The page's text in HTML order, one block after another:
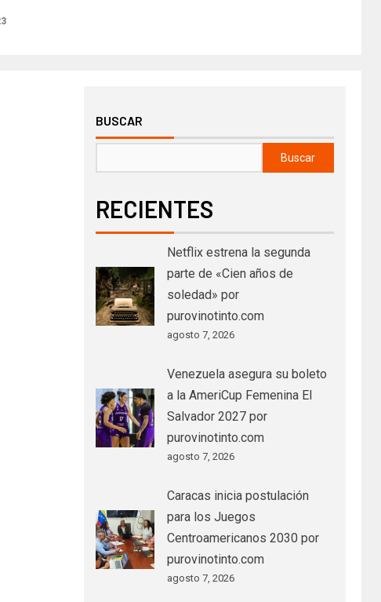
BUSCAR
Buscar
RECIENTES
Netflix estrena la segunda
parte de «Cien años de
soledad» por
purovinotinto.com
agosto 7, 2026
Venezuela asegura su boleto
a la AmeriCup Femenina El
Salvador 2027 por
purovinotinto.com
agosto 7, 2026
Caracas inicia postulación
para los Juegos
Centroamericanos 2030 por
purovinotinto.com
agosto 7, 2026